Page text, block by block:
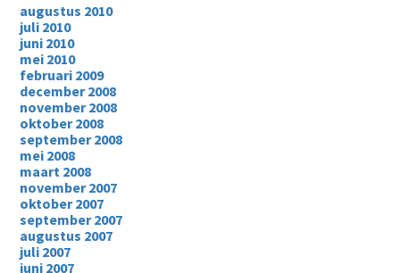
augustus 2010
juli 2010
juni 2010
mei 2010
februari 2009
december 2008
november 2008
oktober 2008
september 2008
mei 2008
maart 2008
november 2007
oktober 2007
september 2007
augustus 2007
juli 2007
juni 2007